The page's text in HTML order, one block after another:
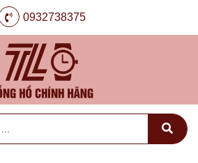
0932738375